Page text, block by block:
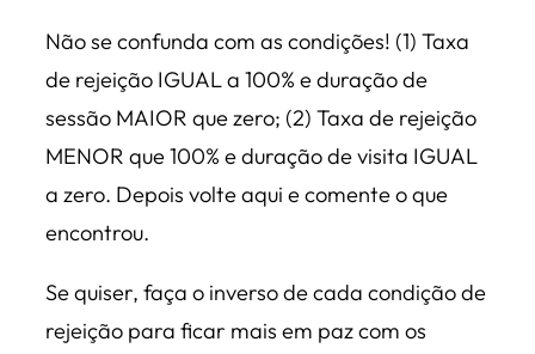
Não se confunda com as condições! (1) Taxa
de rejeição IGUAL a 100% e duração de
sessão MAIOR que zero; (2) Taxa de rejeição
MENOR que 100% e duração de visita IGUAL
a zero. Depois volte aqui e comente o que
encontrou.
Se quiser, faça o inverso de cada condição de
rejeição para ficar mais em paz com os